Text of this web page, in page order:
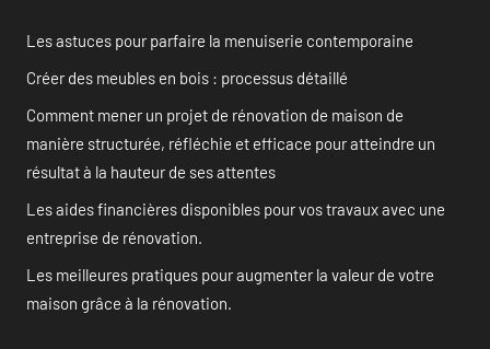
Les astuces pour parfaire la menuiserie contemporaine
Créer des meubles en bois : processus détaillé
Comment mener un projet de rénovation de maison de
manière structurée, réfléchie et efficace pour atteindre un
résultat à la hauteur de ses attentes
Les aides financières disponibles pour vos travaux avec une
entreprise de rénovation.
Les meilleures pratiques pour augmenter la valeur de votre
maison grâce à la rénovation.